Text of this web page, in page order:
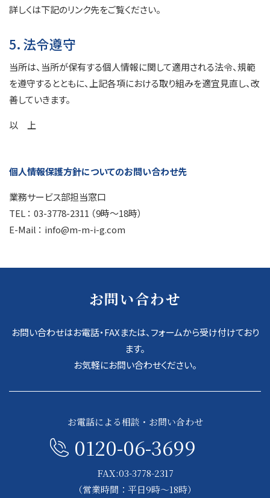
詳しくは下記のリンク先をご覧ください。
5．法令遵守
当所は、当所が保有する個人情報に関して適用される法令、規範
を遵守するとともに、上記各項における取り組みを適宜見直し、改
善していきます。
以 上
個人情報保護方針についてのお問い合わせ先
業務サービス部担当窓口
TEL ： 03-3778-2311 （9時～18時）
E-Mail ： info@m-m-i-g.com
お問い合わせ
お問い合わせはお電話・FAXまたは、フォームから受け付けており
ます。
お気軽にお問い合わせください。
お電話による相談・お問い合わせ
0120-06-3699
FAX:03-3778-2317
（営業時間：平日9時～18時）